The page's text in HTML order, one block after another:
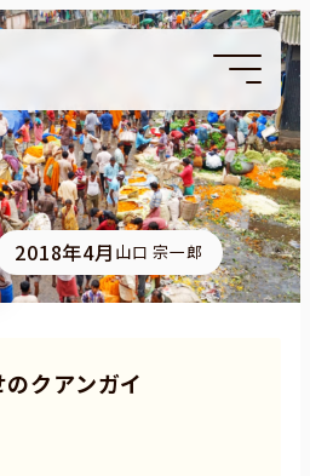
2018年4月 山口 宗一郎
クアンガイ